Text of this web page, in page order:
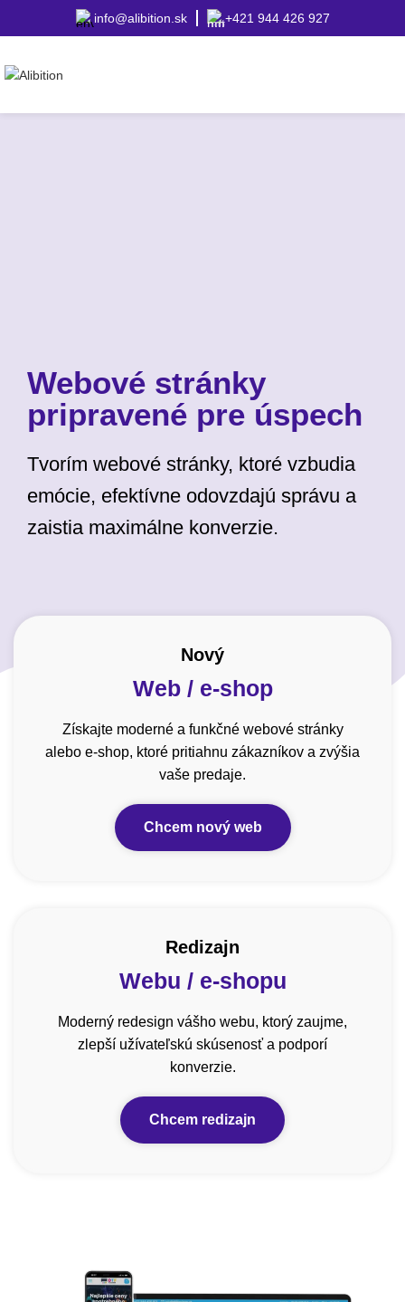
info@alibition.sk +421 944 426 927
Webové stránky
pripravené pre úspech
Tvorím webové stránky, ktoré vzbudia
emócie, efektívne odovzdajú správu a
zaistia maximálne konverzie.
Nový
Web / e-shop
Získajte moderné a funkčné webové stránky
alebo e-shop, ktoré pritiahnu zákazníkov a zvýšia
vaše predaje.
Chcem nový web
Redizajn
Webu / e-shopu
Moderný redesign vášho webu, ktorý zaujme,
zlepší užívateľskú skúsenosť a podporí
konverzie.
Chcem redizajn